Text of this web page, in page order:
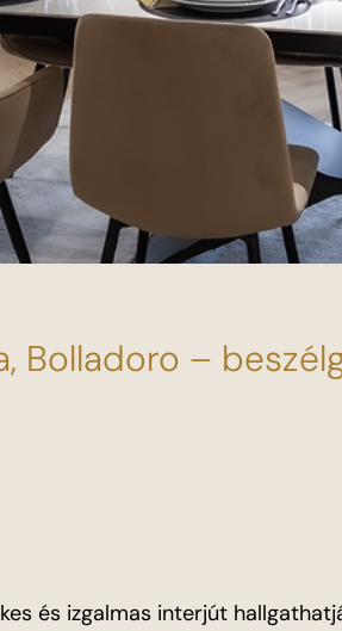
Bolladoro –
és izgalmas interjút